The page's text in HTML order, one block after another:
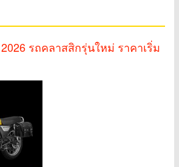
รถคลาสสิกรุ่นใหม่ ราคาเริ่ม